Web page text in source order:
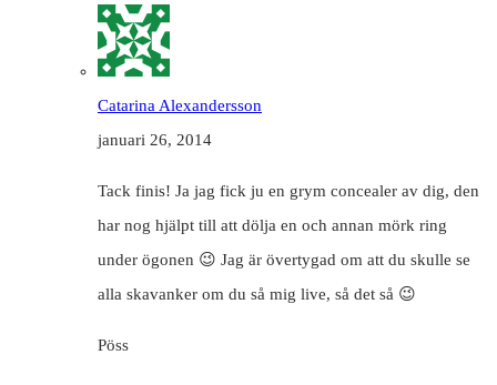
Catarina Alexandersson
januari 26, 2014
Tack finis! Ja jag fick ju en grym concealer av dig, den
har nog hjälpt till att dölja en och annan mörk ring
under ögonen 😉 Jag är övertygad om att du skulle se
alla skavanker om du så mig live, så det så 😉
Pöss